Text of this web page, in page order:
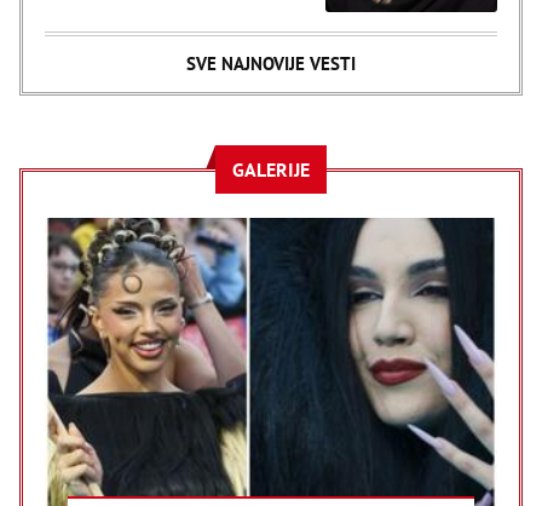
SVE NAJNOVIJE VESTI
GALERIJE